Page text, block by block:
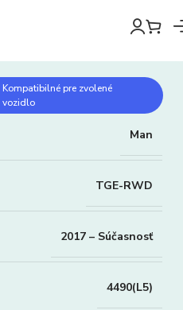
Kompatibilné pre zvolené
vozidlo
Man
TGE-RWD
2017 – Súčasnosť
4490(L5)